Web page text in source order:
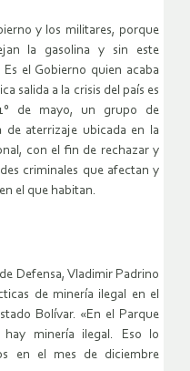
y los militares, porque
la gasolina y sin este
el Gobierno quien acaba
salida a la crisis del país es
de mayo, un grupo de
de aterrizaje ubicada en la
con el fin de rechazar y
criminales que afectan y
el que habitan.
Defensa, Vladimir Padrino
de minería ilegal en el
Bolívar. «En el Parque
minería ilegal. Eso lo
en el mes de diciembre